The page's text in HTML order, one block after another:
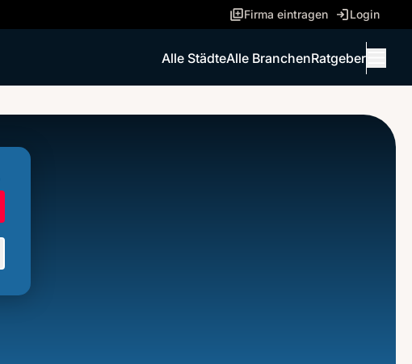
Firma eintragen Login
Alle StädteAlle BranchenRatgeber